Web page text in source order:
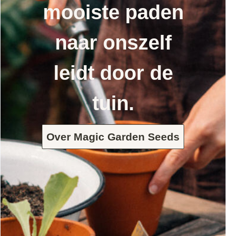
mooiste paden
naar onszelf
leidt door de
tuin.
Over Magic Garden Seeds